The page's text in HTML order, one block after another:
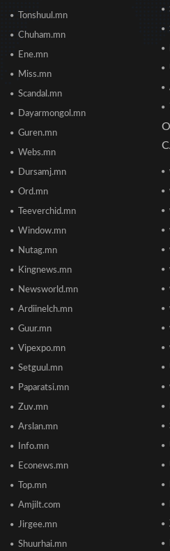
2026/06/20 11:04
Б.Даваадалай:
Сонсголгүй
2026/06/19 10:17
Сонсголгүй
Монгол Улсын
улсаас 67-рт
ТӨВҮҮДИЙН
2026/06/17 12:20
Отгонтэнгэр
ирж буй иргэдийн
2026/06/16 15:28
Парламент хар
2026/06/16 15:49
Ши Жиньпин
Tonshuul.mn
Chuham.mn
Ene.mn
Miss.mn
Scandal.mn
Dayarmongol.mn
Guren.mn
Webs.mn
Dursamj.mn
Ord.mn
Teeverchid.mn
Window.mn
Nutag.mn
Kingnews.mn
Newsworld.mn
Ardiinelch.mn
Guur.mn
Vipexpo.mn
Setguul.mn
Paparatsi.mn
Zuv.mn
Arslan.mn
Info.mn
Econews.mn
Top.mn
Amjilt.com
Jirgee.mn
Shuurhai.mn